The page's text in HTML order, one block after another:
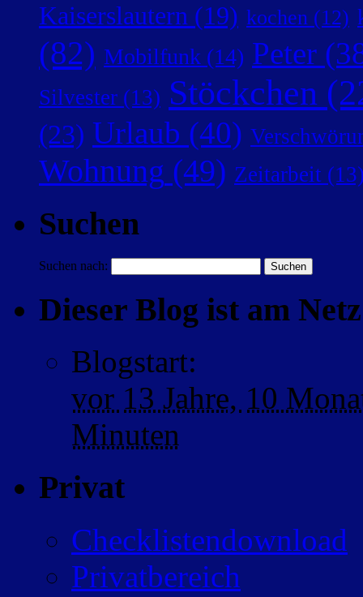
Kaiserslautern (19) kochen (12)
(82) Mobilfunk (14) Peter
Silvester (13) Stöckchen
(23) Urlaub (40)
Wohnung (49) Zeitarbeit
Suchen
Suchen nach:
Dieser Blog ist am
Blogstart:
vor 13 Jahre, 10
Minuten
Privat
Checklistendownload
Privatbereich